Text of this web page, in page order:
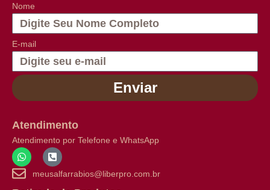
Nome
E-mail
Enviar
Atendimento
Atendimento por Telefone e WhatsApp
meusalfarrabios@liberpro.com.br